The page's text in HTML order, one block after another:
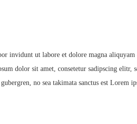
invidunt ut labore et dolore magna
dolor sit amet, consetetur sadipscing
no sea takimata sanctus est Lorem